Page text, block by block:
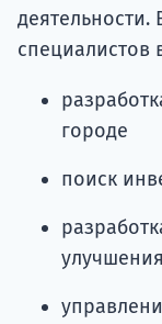
деятельности.
специалистов
городе
поиск